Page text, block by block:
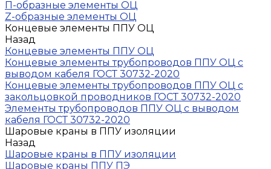
П-образные элементы ОЦ
Z-образные элементы ОЦ
Концевые элементы ППУ ОЦ
Назад
Концевые элементы ППУ ОЦ
Концевые элементы трубопроводов ППУ ОЦ с
выводом кабеля ГОСТ 30732-2020
Концевые элементы трубопроводов ППУ ОЦ с
закольцовкой проводников ГОСТ 30732-2020
Элементы трубопроводов ППУ ОЦ с выводом
кабеля ГОСТ 30732-2020
Шаровые краны в ППУ изоляции
Назад
Шаровые краны в ППУ изоляции
Шаровые краны ППУ ПЭ